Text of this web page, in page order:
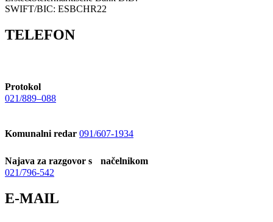
SWIFT/BIC: ESBCHR22
TELEFON
Protokol
021/889–088
Komunalni redar 091/607-1934
Najava za razgovor s načelnikom
021/796-542
E-MAIL